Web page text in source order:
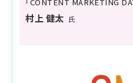
村上 健太 氏